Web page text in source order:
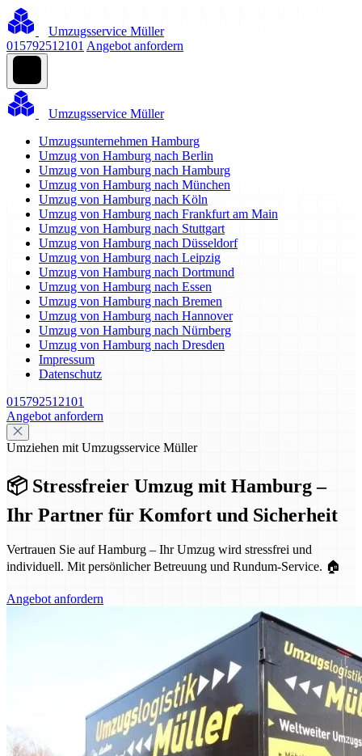
Umzugsservice Müller
015792512101 Angebot anfordern
Umzugsservice Müller
Umzugsunternehmen Hamburg
Umzug von Hamburg nach Berlin
Umzug von Hamburg nach Hamburg
Umzug von Hamburg nach München
Umzug von Hamburg nach Köln
Umzug von Hamburg nach Frankfurt am Main
Umzug von Hamburg nach Stuttgart
Umzug von Hamburg nach Düsseldorf
Umzug von Hamburg nach Leipzig
Umzug von Hamburg nach Dortmund
Umzug von Hamburg nach Essen
Umzug von Hamburg nach Bremen
Umzug von Hamburg nach Hannover
Umzug von Hamburg nach Nürnberg
Umzug von Hamburg nach Dresden
Impressum
Datenschutz
015792512101
Angebot anfordern
Umziehen mit Umzugsservice Müller
📦 Stressfreier Umzug mit Hamburg –
Ihr Partner für Komfort und Sicherheit
Vertrauen Sie auf Hamburg – Ihr Umzug wird stressfrei und
individuell. Mit persönlicher Betreuung und Rundum-Service. 🏠
Angebot anfordern